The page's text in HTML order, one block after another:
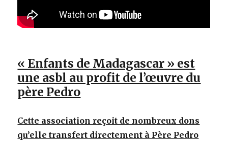
« Enfants de Madagascar » est
une asbl au profit de l’œuvre du
père Pedro
Cette association reçoit de nombreux dons
qu’elle transfert directement à Père Pedro